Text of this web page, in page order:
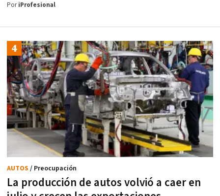
PoriProfesional
La producción de autos volvió a caer en
AUTOS / Preocupación